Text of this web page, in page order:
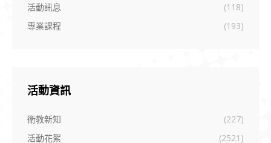
活動訊息
(118)
專業課程
(193)
活動資訊
衛教新知
(227)
活動花絮
(2521)